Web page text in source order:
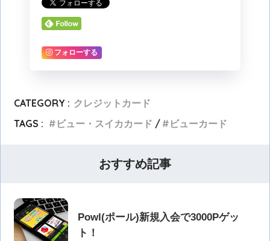
フォローする
CATEGORY : クレジットカード
TAGS :
ビュー・スイカカード ビューカード
おすすめ記事
Powl(ポール)新規入会で3000Pゲッ
ト！